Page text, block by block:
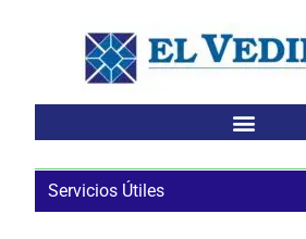
Servicios Útiles